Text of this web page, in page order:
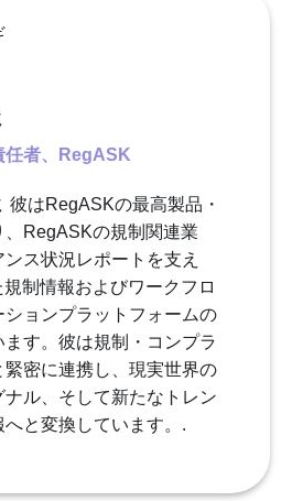
任者、RegASK
彼はRegASKの最高製品・
RegASKの規制関連業
ス状況レポートを支え
制情報およびワークフロ
ョンプラットフォームの
す。彼は規制・コンプラ
密に連携し、現実世界の
ル、そして新たなトレン
へと変換しています。.